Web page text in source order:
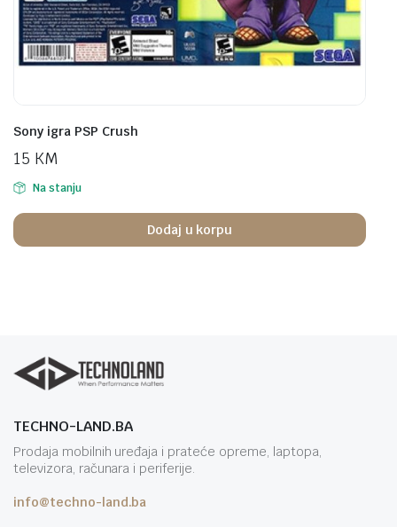
Sony igra PSP Crush
15 KM
Na stanju
Dodaj u korpu
TECHNO-LAND.BA
Prodaja mobilnih uređaja i prateće opreme, laptopa,
televizora, računara i periferije.
info@techno-land.ba